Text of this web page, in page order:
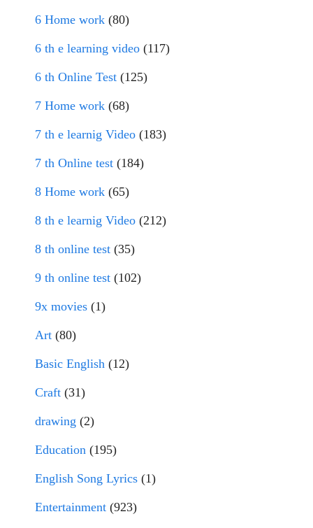
6 Home work (80)
6 th e learning video (117)
6 th Online Test (125)
7 Home work (68)
7 th e learnig Video (183)
7 th Online test (184)
8 Home work (65)
8 th e learnig Video (212)
8 th online test (35)
9 th online test (102)
9x movies (1)
Art (80)
Basic English (12)
Craft (31)
drawing (2)
Education (195)
English Song Lyrics (1)
Entertainment (923)